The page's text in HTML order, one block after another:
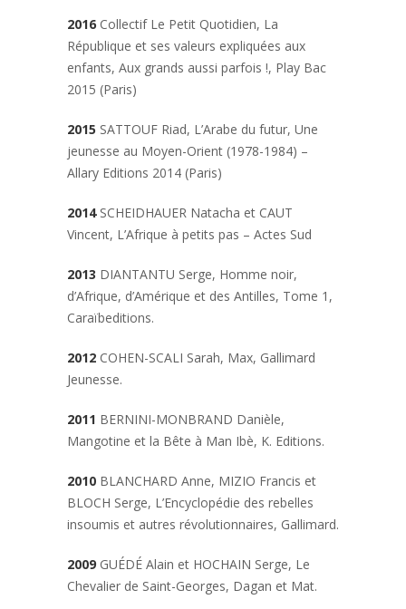
2016 Collectif Le Petit Quotidien, La
République et ses valeurs expliquées aux
enfants, Aux grands aussi parfois !, Play Bac
2015 (Paris)
2015 SATTOUF Riad, L’Arabe du futur, Une
jeunesse au Moyen-Orient (1978-1984) –
Allary Editions 2014 (Paris)
2014SCHEIDHAUER Natacha et CAUT
Vincent, L’Afrique à petits pas – Actes Sud
2013 DIANTANTU Serge, Homme noir,
d’Afrique, d’Amérique et des Antilles, Tome 1,
Caraïbeditions.
2012 COHEN-SCALI Sarah, Max, Gallimard
Jeunesse.
2011 BERNINI-MONBRAND Danièle,
Mangotine et la Bête à Man Ibè, K. Editions.
2010 BLANCHARD Anne, MIZIO Francis et
BLOCH Serge, L’Encyclopédie des rebelles
insoumis et autres révolutionnaires, Gallimard.
2009 GUÉDÉ Alain et HOCHAIN Serge, Le
Chevalier de Saint-Georges, Dagan et Mat.